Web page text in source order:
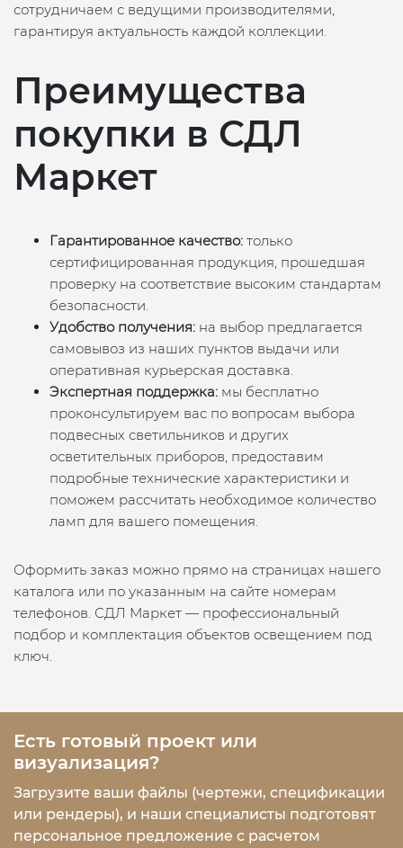
сотрудничаем с ведущими производителями,
гарантируя актуальность каждой коллекции.
Преимущества
покупки в СДЛ
Маркет
Гарантированное качество: только
сертифицированная продукция, прошедшая
проверку на соответствие высоким стандартам
безопасности.
Удобство получения: на выбор предлагается
самовывоз из наших пунктов выдачи или
оперативная курьерская доставка.
Экспертная поддержка: мы бесплатно
проконсультируем вас по вопросам выбора
подвесных светильников и других
осветительных приборов, предоставим
подробные технические характеристики и
поможем рассчитать необходимое количество
ламп для вашего помещения.
Оформить заказ можно прямо на страницах нашего
каталога или по указанным на сайте номерам
телефонов. СДЛ Маркет — профессиональный
подбор и комплектация объектов освещением под
ключ.
Есть готовый проект или
визуализация?
Загрузите ваши файлы (чертежи, спецификации
или рендеры), и наши специалисты подготовят
персональное предложение с расчетом